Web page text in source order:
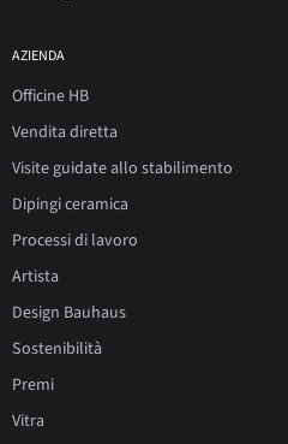
AZIENDA
Officine HB
Vendita diretta
Visite guidate allo stabilimento
Dipingi ceramica
Processi di lavoro
Artista
Design Bauhaus
Sostenibilità
Premi
Vitra